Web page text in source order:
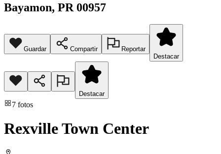
Bayamon, PR 00957
Guardar Compartir
Reportar
Destacar
Destacar
7 fotos
Rexville Town Center